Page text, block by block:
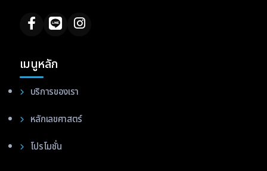
เมนูหลัก
บริการของเรา
หลักเลขศาสตร์
โปรโมชั่น